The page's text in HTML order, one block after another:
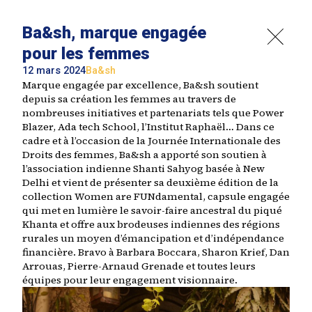
Ba&sh, marque engagée
pour les femmes
12 mars 2024Ba&sh
Marque engagée par excellence, Ba&sh soutient
depuis sa création les femmes au travers de
nombreuses initiatives et partenariats tels que Power
Blazer, Ada tech School, l’Institut Raphaël… Dans ce
cadre et à l’occasion de la Journée Internationale des
Droits des femmes, Ba&sh a apporté son soutien à
l’association indienne Shanti Sahyog basée à New
Delhi et vient de présenter sa deuxième édition de la
collection Women are FUNdamental, capsule engagée
qui met en lumière le savoir-faire ancestral du piqué
Khanta et offre aux brodeuses indiennes des régions
rurales un moyen d’émancipation et d’indépendance
financière. Bravo à Barbara Boccara, Sharon Krief, Dan
Arrouas, Pierre-Arnaud Grenade et toutes leurs
équipes pour leur engagement visionnaire.